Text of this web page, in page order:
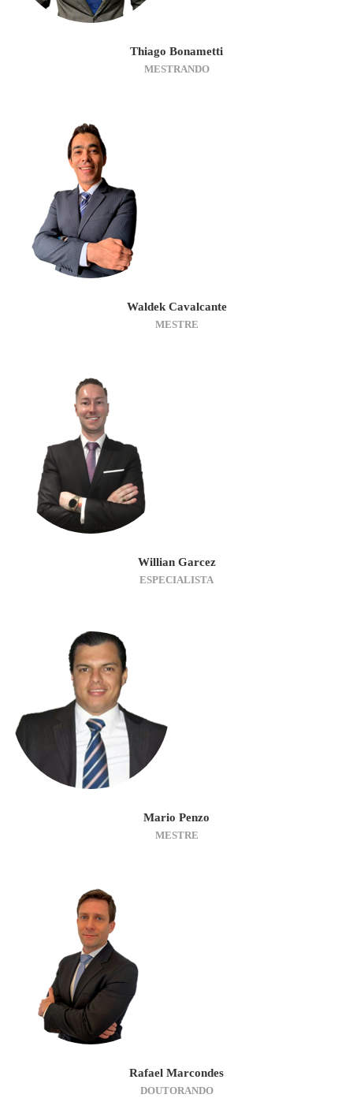
Thiago Bonametti
MESTRANDO
Waldek Cavalcante
MESTRE
Willian Garcez
ESPECIALISTA
Mario Penzo
MESTRE
Rafael Marcondes
DOUTORANDO